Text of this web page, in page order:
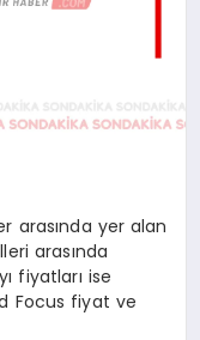
arasında yer alan
arasında
fiyatları ise
Focus fiyat ve